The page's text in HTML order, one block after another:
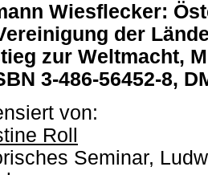
Wiesflecker:
der
zur Weltmacht,
3-486-56452-8,
von:
Roll
Seminar,